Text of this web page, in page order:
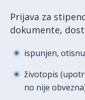
Prijava za
dokumente,
ispunjen,
životopis
no nije